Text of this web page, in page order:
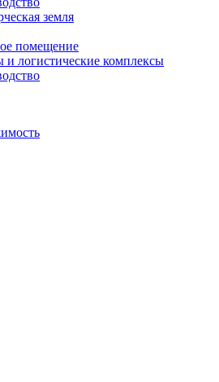
земля
помещение
и логистические комплексы